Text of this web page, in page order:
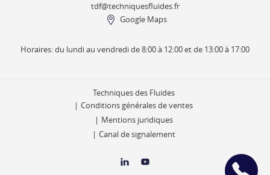
tdf@techniquesfluides.fr
Google Maps
Horaires: du lundi au vendredi de 8:00 à 12:00 et de 13:00 à 17:00
Techniques des Fluides
Conditions générales de ventes
Mentions juridiques
Canal de signalement